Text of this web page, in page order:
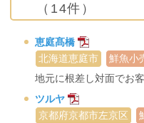
（14件）
恵庭髙橋
北海道恵庭市
鮮魚小
地元に根差し対面でお
ツルヤ
京都府京都市左京区